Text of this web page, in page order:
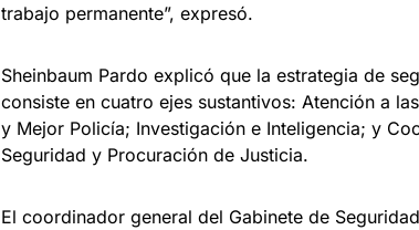
trabajo permanente”, expresó.
Sheinbaum Pardo explicó que la estrategia de
consiste en cuatro ejes sustantivos: Atención a
y Mejor Policía; Investigación e Inteligencia; y
Seguridad y Procuración de Justicia.
El coordinador general del Gabinete de